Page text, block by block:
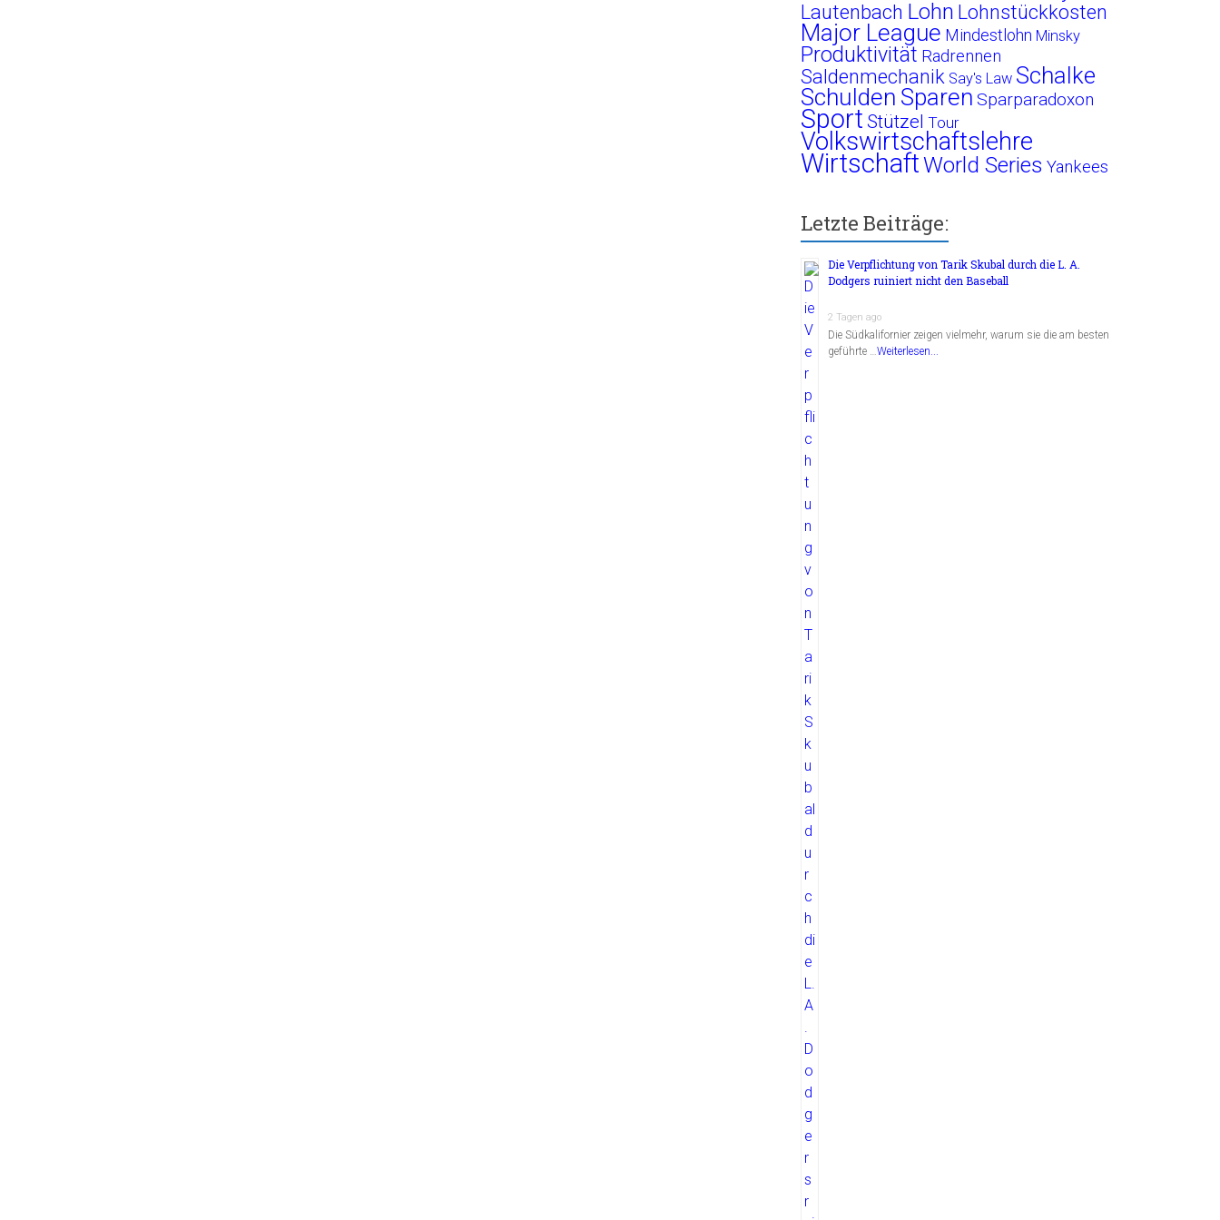
Lautenbach Lohn Lohnstückkosten
Major League Mindestlohn Minsky
Produktivität Radrennen
Saldenmechanik Say's Law Schalke
Schulden Sparen Sparparadoxon
Sport Stützel Tour
Volkswirtschaftslehre
WirtschaftWorld Series Yankees
Letzte Beiträge:
Die Verpflichtung von Tarik Skubal durch die L. A.
Dodgers ruiniert nicht den Baseball
2 Tagen ago
Die Südkalifornier zeigen vielmehr, warum sie die am besten
geführte …Weiterlesen...